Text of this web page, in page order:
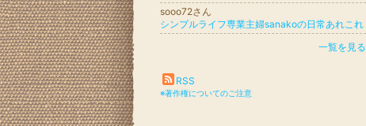
sooo72さん
シンプルライフ専業主婦sanakoの日常あれこれ
一覧を見る
RSS
※著作権についてのご注意